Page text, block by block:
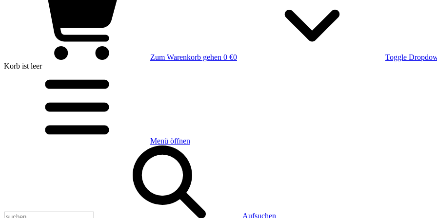
Zum Warenkorb gehen 0 €0
Toggle
Korb ist leer
Menü öffnen
Aufsuchen